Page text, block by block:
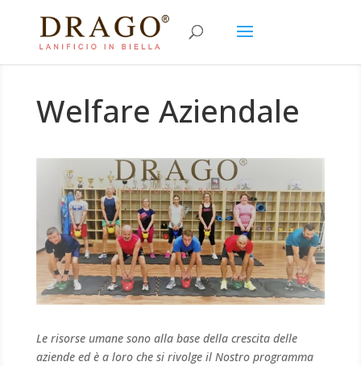
Welfare Aziendale
Le risorse umane sono alla base della crescita delle
aziende ed è a loro che si rivolge il Nostro programma